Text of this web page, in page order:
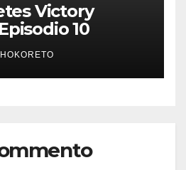
Victory
10